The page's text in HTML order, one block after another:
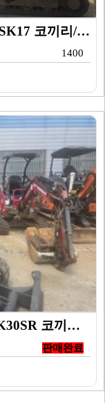
코벨코/굴삭기/1.7톤 미니굴삭기/SK17 코끼리/20…
1400
코벨코/굴삭기/3톤 미니굴삭기/SK30SR 코끼리/20…
판매완료